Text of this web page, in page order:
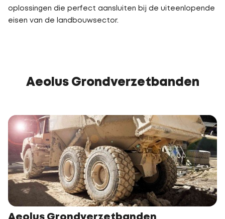
oplossingen die perfect aansluiten bij de uiteenlopende
eisen van de landbouwsector.
Aeolus Grondverzetbanden